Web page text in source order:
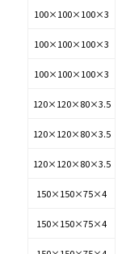
100×100×100×3
100×100×100×3
100×100×100×3
120×120×80×3.5
120×120×80×3.5
120×120×80×3.5
150×150×75×4
150×150×75×4